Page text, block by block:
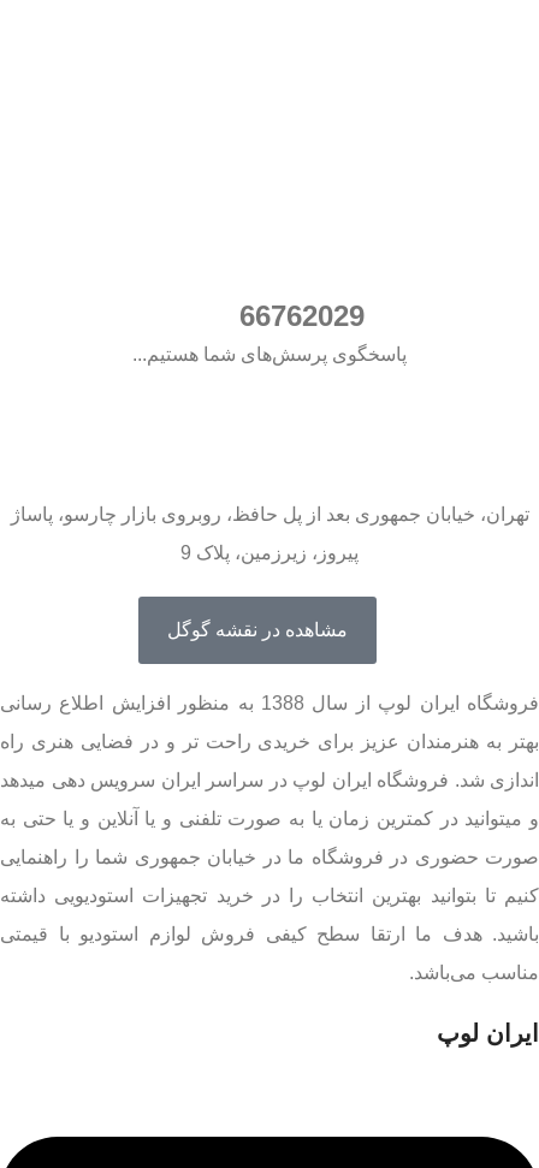
66762029
پاسخگوی پرسش‌های شما هستیم...
تهران، خیابان جمهوری بعد از پل حافظ، روبروی بازار چارسو، پاساژ
پیروز، زیرزمین، پلاک 9
مشاهده در نقشه گوگل
فروشگاه ایران لوپ از سال 1388 به منظور افزایش اطلاع رسانی
بهتر به هنرمندان عزیز برای خریدی راحت تر و در فضایی هنری راه
اندازی شد. فروشگاه ایران لوپ در سراسر ایران سرویس دهی میدهد
و میتوانید در کمترین زمان یا به صورت تلفنی و یا آنلاین و یا حتی به
صورت حضوری در فروشگاه ما در خیابان جمهوری شما را راهنمایی
کنیم تا بتوانید بهترین انتخاب را در خرید تجهیزات استودیویی داشته
باشید. هدف ما ارتقا سطح کیفی فروش لوازم استودیو با قیمتی
مناسب می‌باشد.
ایران لوپ